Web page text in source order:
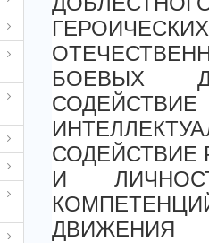
БОЕВЫХ
СОДЕЙСТВИЕ
И